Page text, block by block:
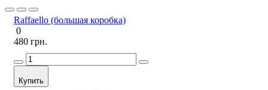
Raffaello (большая коробка)
0
480 грн.
Купить